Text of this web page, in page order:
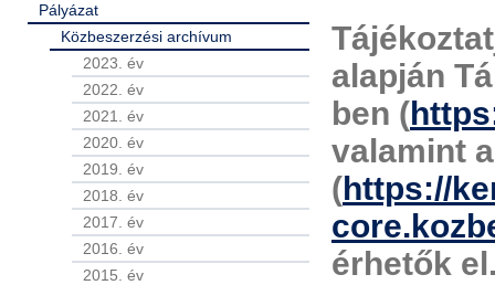
Pályázat
Közbeszerzési archívum
2023. év
2022. év
2021. év
2020. év
2019. év
2018. év
2017. év
2016. év
2015. év
alapján
ben (
valamint
(https://
érhetők